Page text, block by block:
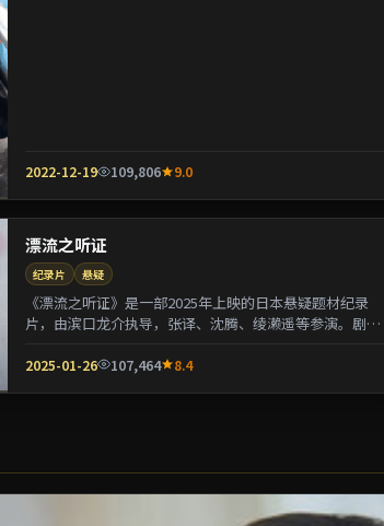
2022-12-19 109,806 9.0
漂流之听证
纪录片 悬疑
《漂流之听证》是一部2025年上映的日本悬疑题材纪录
片，由滨口龙介执导，张译、沈腾、绫濑遥等参演。剧情
2025-01-26 107,464 8.4